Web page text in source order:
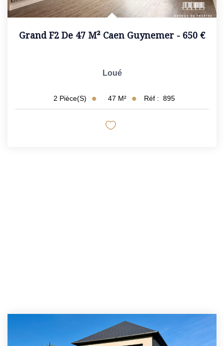
Grand F2 De 47 M² Caen Guynemer - 650 €
Loué
2 Pièce(s) 47 M² Réf : 895